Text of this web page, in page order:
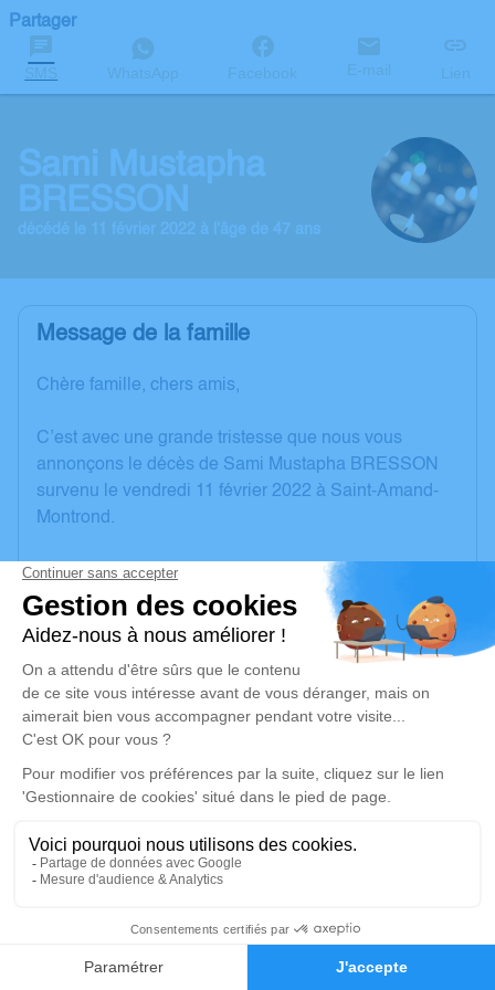
Faire-part Hommages
Partager
SMS WhatsApp Facebook E-mail Lien
Sami Mustapha
BRESSON
décédé le 11 février 2022 à l'âge de 47 ans
Message de la famille
Chère famille, chers amis,
C’est avec une grande tristesse que nous vous
annonçons le décès de Sami Mustapha BRESSON
survenu le vendredi 11 février 2022 à Saint-Amand-
Montrond.
Nous vous invitons à utiliser cet espace pour laisser
vos condoléances, partager des photos souvenirs,
une anecdote ou exprimer vos pensées à travers des
poèmes ou des textes. Cet endroit est un lieu
d'expression dédié à honorer la mémoire de Sami
Mustapha BRESSON.
Un service de plantation d’arbre hommage est
disponible ici.
mardi 15 février 2022 à 15h00
Cimetière les Mûriers de Saint-Amand-Montrond
av. du Général de Gaulle